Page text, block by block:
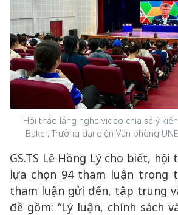
Hội thảo lắng nghe video chia sẻ ý
Baker, Trưởng đại diện Văn phòng
GS.TS Lê Hồng Lý cho biết, hội
lựa chọn 94 tham luận trong
tham luận gửi đến, tập trung
đề gồm: “Lý luận, chính sách